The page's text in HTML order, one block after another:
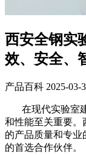
西安全钢实
效、安全、
产品百科 2025-03-
在现代实验室建
和性能至关重要。
的产品质量和专业
的首选合作伙伴。